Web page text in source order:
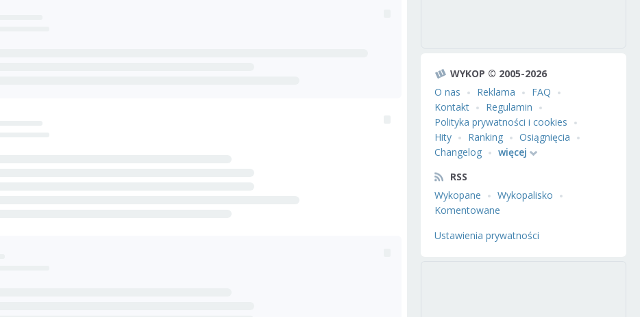
WYKOP © 2005-2026
O nas
Reklama
FAQ
Kontakt
Regulamin
Polityka prywatności i cookies
Hity
Ranking
Osiągnięcia
Changelog
więcej
RSS
Wykopane
Wykopalisko
Komentowane
Ustawienia prywatności